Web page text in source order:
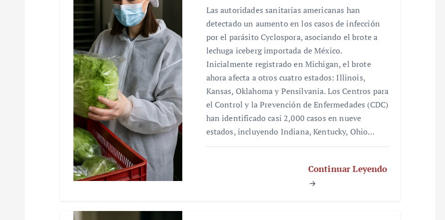
Las autoridades sanitarias americanas han
detectado un aumento en los casos de infección
por el parásito Cyclospora, asociando el brote a
lechuga iceberg importada de México.
Inicialmente registrado en Michigan, el brote
ahora afecta a otros cuatro estados: Illinois,
Kansas, Oklahoma y Pensilvania. Los Centros para
el Control y la Prevención de Enfermedades (CDC)
han identificado casi 2,000 casos en nueve
estados, incluyendo Indiana, Kentucky, Ohio…
Continuar Leyendo